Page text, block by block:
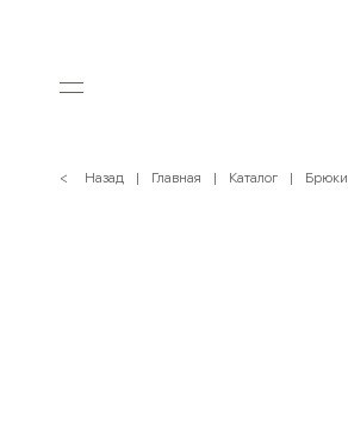
< Назад Главная Каталог Брюки